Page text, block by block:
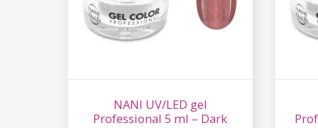
NANI UV/LED gel
Professional 5 ml – Dark